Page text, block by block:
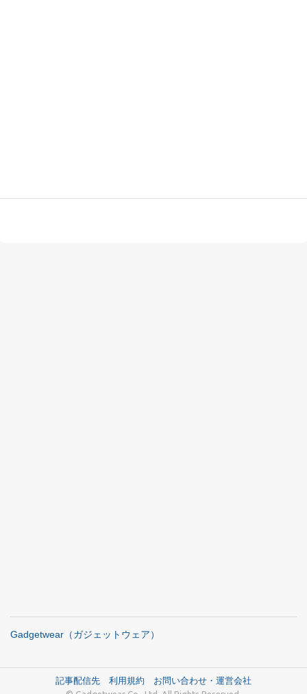
Gadgetwear（ガジェットウェア）
記事配信先 利用規約 お問い合わせ・運営会社